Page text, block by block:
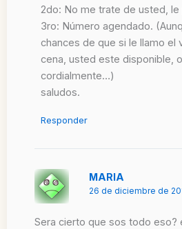
2do: No me trate de usted,
3ro: Número agendado.
chances de que si le llamo el
cena, usted este disponible,
cordialmente…)
saludos.
Responder
MARIA
26 de diciembre de
Sera cierto que sos todo eso?